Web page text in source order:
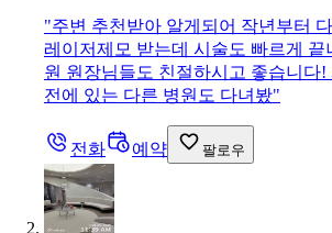
"주변 추천받아 알게되어 작년부터
레이저제모 받는데 시술도 빠르게 끝
원 원장님들도 친절하시고 좋습니다!
전에 있는 다른 병원도 다녀봤"
전화 예약 팔로우